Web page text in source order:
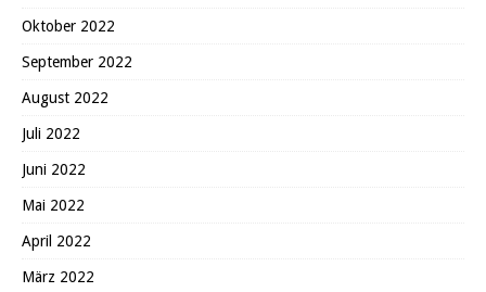
Oktober 2022
September 2022
August 2022
Juli 2022
Juni 2022
Mai 2022
April 2022
März 2022